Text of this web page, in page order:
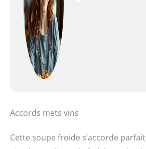
Accords mets vins
Cette soupe froide s’accorde